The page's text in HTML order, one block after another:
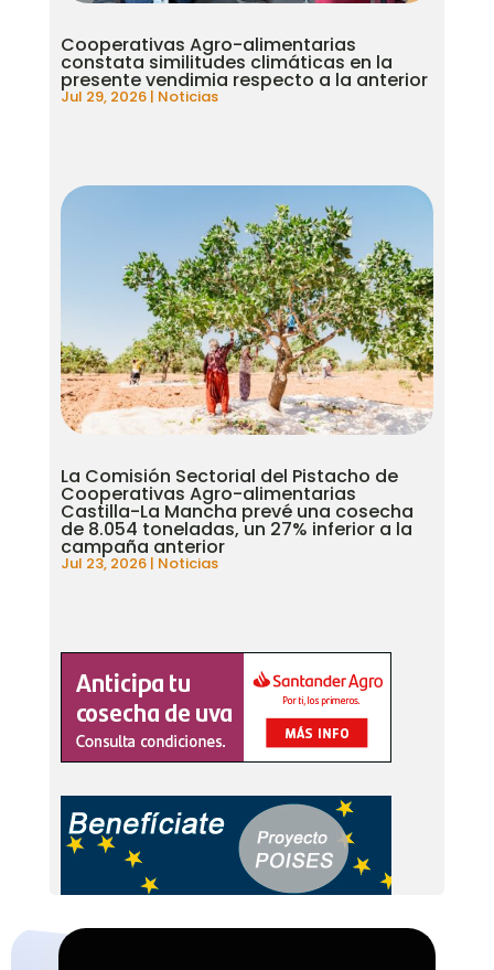
Cooperativas Agro-alimentarias
constata similitudes climáticas en la
presente vendimia respecto a la anterior
Jul 29, 2026| Noticias
La Comisión Sectorial del Pistacho de
Cooperativas Agro-alimentarias
Castilla-La Mancha prevé una cosecha
de 8.054 toneladas, un 27% inferior a la
campaña anterior
Jul 23, 2026| Noticias